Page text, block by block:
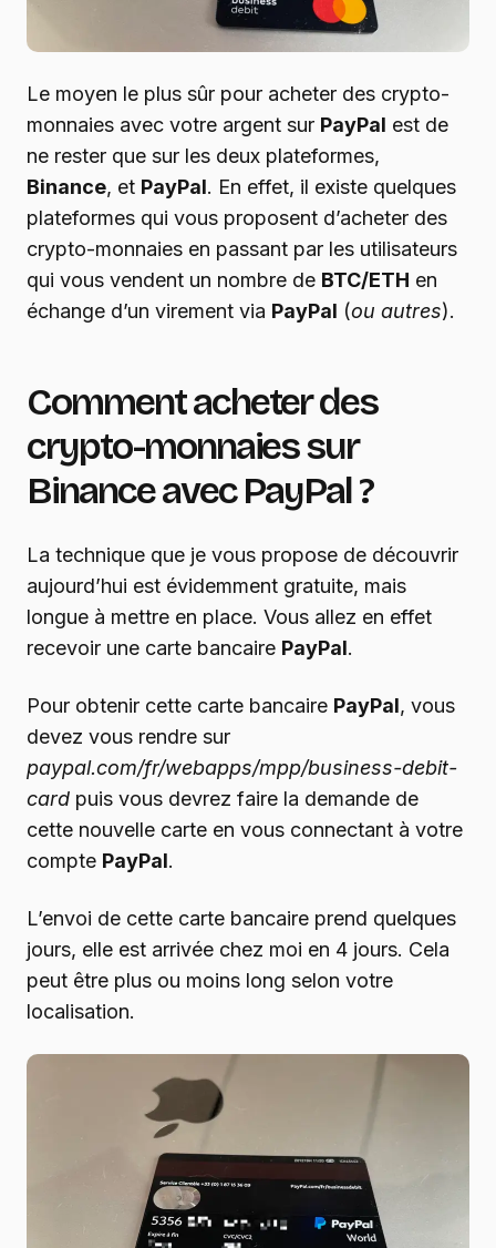
Le moyen le plus sûr pour acheter des crypto-
monnaies avec votre argent sur PayPal est de
ne rester que sur les deux plateformes,
Binance, et PayPal. En effet, il existe quelques
plateformes qui vous proposent d’acheter des
crypto-monnaies en passant par les utilisateurs
qui vous vendent un nombre de BTC/ETH en
échange d’un virement via PayPal (ou autres).
Comment acheter des
crypto-monnaies sur
Binance avec PayPal ?
La technique que je vous propose de découvrir
aujourd’hui est évidemment gratuite, mais
longue à mettre en place. Vous allez en effet
recevoir une carte bancaire PayPal.
Pour obtenir cette carte bancaire PayPal, vous
devez vous rendre sur
paypal.com/fr/webapps/mpp/business-debit-
card puis vous devrez faire la demande de
cette nouvelle carte en vous connectant à votre
compte PayPal.
L’envoi de cette carte bancaire prend quelques
jours, elle est arrivée chez moi en 4 jours. Cela
peut être plus ou moins long selon votre
localisation.